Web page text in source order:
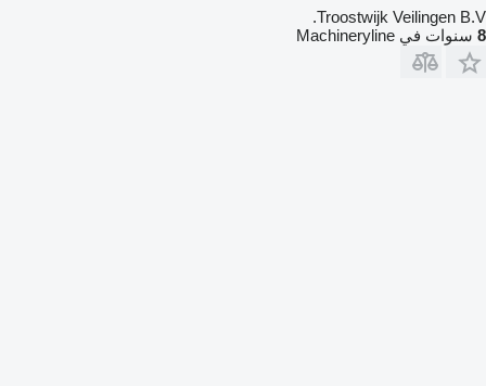
Troostwijk Veilingen B.V.
8 سنوات في Machineryline